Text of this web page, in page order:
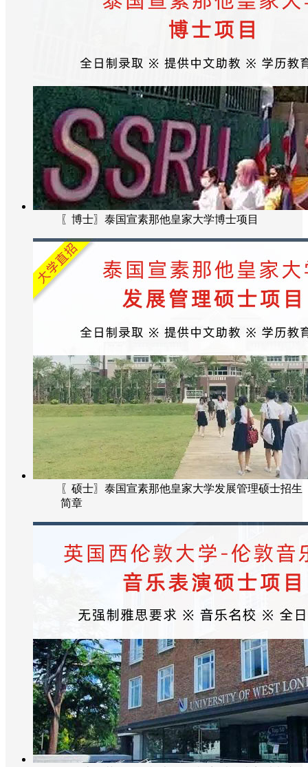
〖博士〗泰国宣素那他皇家大学博士项目
〖硕士〗泰国宣素那他皇家大学发展管理硕士招生
简章